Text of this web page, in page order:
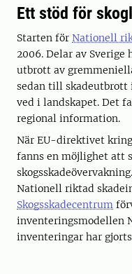
Ett stöd för
Starten för Nationell
2006. Delar av Sverige
utbrott av
sedan till skadeutbrott
ved i landskapet. Det
regional information.
När EU-direktivet
fanns en möjlighet att
Nationell riktad
Skogsskadecentrum
inventeringsmodellen
inventeringar har